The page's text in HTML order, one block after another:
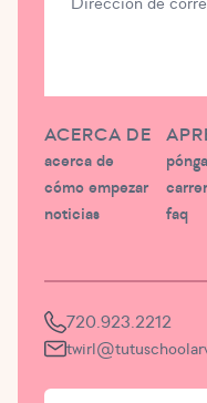
ACERCA DE
acerca de
cómo empezar
noticias
faq
720.923.2212